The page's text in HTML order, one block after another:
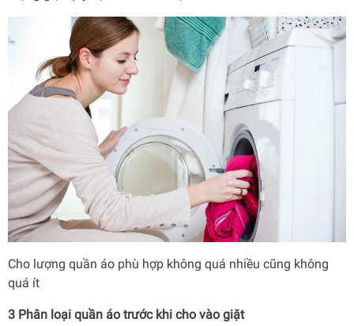
Cho lượng quần áo phù hợp không quá nhiều cũng không
quá ít
3 Phân loại quần áo trước khi cho vào giặt